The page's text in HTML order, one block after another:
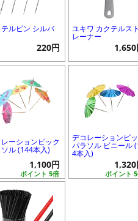
ルピン シルバ
220円
ユキワ カクテルスト
レーナー
1,650
ーションピック
ル (144本入)
ポイント 5倍
1,100円
デコレーションピ
パラソル ビニール
4本入)
ポイント
1,320